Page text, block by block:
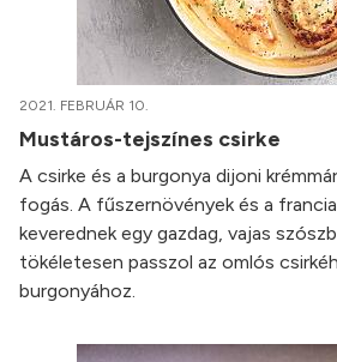
2021. FEBRUÁR 10.
Mustáros-tejszínes csirke
A csirke és a burgonya dijoni
fogás. A fűszernövények és a
keverednek egy gazdag, vajas
tökéletesen passzol az omlós
burgonyához.